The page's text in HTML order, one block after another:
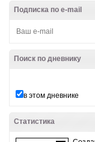
Подписка по e-mail
Поиск по дневнику
в этом дневнике
Статистика